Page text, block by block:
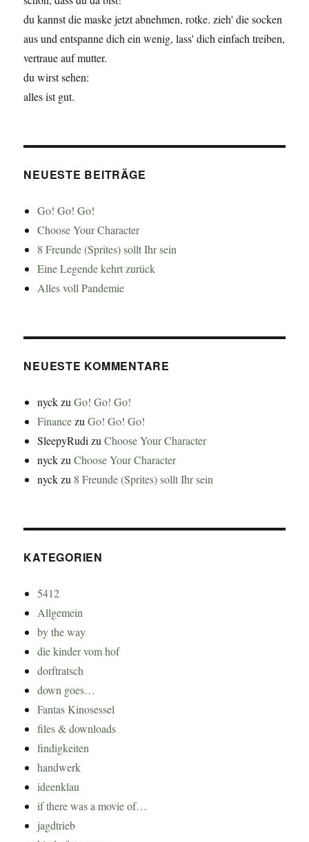
du kannst die maske jetzt abnehmen, rotke. zieh' die socken
aus und entspanne dich ein wenig, lass' dich einfach treiben,
vertraue auf mutter.
du wirst sehen:
alles ist gut.
NEUESTE BEITRÄGE
Go! Go! Go!
Choose Your Character
8 Freunde (Sprites) sollt Ihr sein
Eine Legende kehrt zurück
Alles voll Pandemie
NEUESTE KOMMENTARE
nyckzuGo! Go! Go!
FinancezuGo! Go! Go!
SleepyRudi zuChoose Your Character
nyckzuChoose Your Character
nyckzu 8 Freunde (Sprites) sollt Ihr sein
KATEGORIEN
5412
Allgemein
by the way
die kinder vom hof
dorftratsch
down goes…
Fantas Kinosessel
files & downloads
findigkeiten
handwerk
ideenklau
if there was a movie of…
jagdtrieb